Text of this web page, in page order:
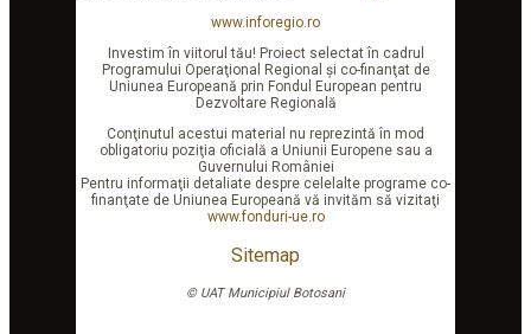
www.inforegio.ro
Investim în viitorul tău! Proiect selectat în cadrul
Programului Operaţional Regional şi co-finanţat de
Uniunea Europeană prin Fondul European pentru
Dezvoltare Regională
Conţinutul acestui material nu reprezintă în mod
obligatoriu poziţia oficială a Uniunii Europene sau a
Guvernului României
Pentru informaţii detaliate despre celelalte programe co-
finanţate de Uniunea Europeană vă invităm să vizitaţi
www.fonduri-ue.ro
Sitemap
© UAT Municipiul Botosani